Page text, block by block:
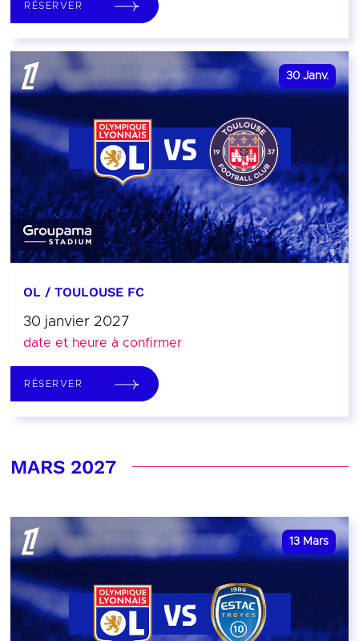
RÉSERVER
30 Janv.
OL / TOULOUSE FC
30 janvier 2027
date et heure à confirmer
RÉSERVER
MARS 2027
13 Mars